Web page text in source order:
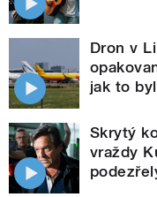
Dron v
jak to
Skrytý
vraždy